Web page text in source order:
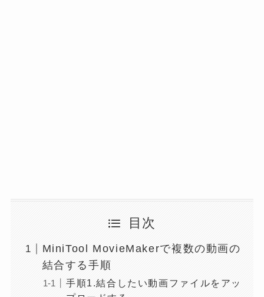
目次
MiniTool MovieMakerで複数の動画の
結合する手順
手順1.結合したい動画ファイルをアッ